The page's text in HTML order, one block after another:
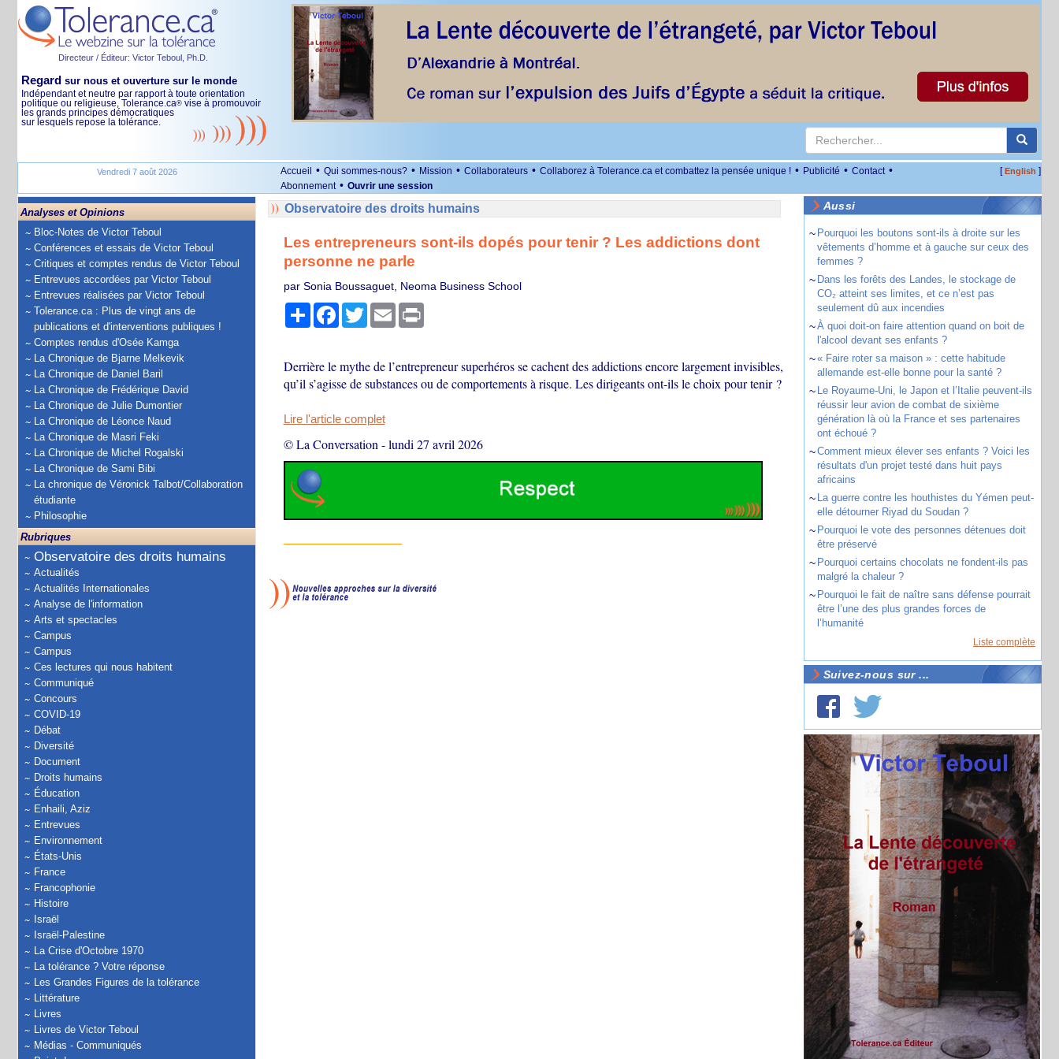
Directeur / Éditeur: Victor Teboul, Ph.D.
Regard sur nous et ouverture sur le monde
Indépendant et neutre par rapport à toute orientation
politique ou religieuse, Tolerance.ca® vise à promouvoir
les grands principes démocratiques
sur lesquels repose la tolérance.
Vendredi 7 août 2026 Accueil • Qui sommes-nous? • Mission • Collaborateurs • Collaborez à Tolerance.ca et combattez la pensée unique ! • Publicité • Contact •
Abonnement • Ouvrir une session
[English ]
Analyses et Opinions
Bloc-Notes de Victor Teboul
Conférences et essais de Victor Teboul
Critiques et comptes rendus de Victor Teboul
Entrevues accordées par Victor Teboul
Entrevues réalisées par Victor Teboul
Tolerance.ca : Plus de vingt ans de
publications et d'interventions publiques !
Comptes rendus d'Osée Kamga
La Chronique de Bjarne Melkevik
La Chronique de Daniel Baril
La Chronique de Frédérique David
La Chronique de Julie Dumontier
La Chronique de Léonce Naud
La Chronique de Masri Feki
La Chronique de Michel Rogalski
La Chronique de Sami Bibi
La chronique de Véronick Talbot/Collaboration
étudiante
Philosophie
Rubriques
Observatoire des droits humains
Actualités
Actualités Internationales
Analyse de l'information
Arts et spectacles
Campus
Campus
Ces lectures qui nous habitent
Communiqué
Concours
COVID-19
Débat
Diversité
Document
Droits humains
Éducation
Enhaili, Aziz
Entrevues
Environnement
États-Unis
France
Francophonie
Histoire
Israël
Israël-Palestine
La Crise d'Octobre 1970
La tolérance ? Votre réponse
Les Grandes Figures de la tolérance
Littérature
Livres
Livres de Victor Teboul
Médias - Communiqués
Observatoire des droits humains
Les entrepreneurs sont‑ils dopés pour tenir ? Les addictions dont
personne ne parle
par Sonia Boussaguet, Neoma Business School
PartagerFacebook
TwitterEmail Print
Derrière le mythe de l’entrepreneur superhéros se cachent des addictions encore largement invisibles,
qu’il s’agisse de substances ou de comportements à risque. Les dirigeants ont-ils le choix pour tenir ?
Lire l'article complet
© La Conversation -lundi 27 avril 2026
Aussi
~ Pourquoi les boutons sont-ils à droite sur les
vêtements d’homme et à gauche sur ceux des
femmes ?
~ Dans les forêts des Landes, le stockage de
CO₂ atteint ses limites, et ce n’est pas
seulement dû aux incendies
~À quoi doit-on faire attention quand on boit de
l'alcool devant ses enfants ?
~« Faire roter sa maison » : cette habitude
allemande est-elle bonne pour la santé ?
~ Le Royaume-Uni, le Japon et l’Italie peuvent-ils
réussir leur avion de combat de sixième
génération là où la France et ses partenaires
ont échoué ?
~Comment mieux élever ses enfants ? Voici les
résultats d'un projet testé dans huit pays
africains
~ La guerre contre les houthistes du Yémen peut-
elle détourner Riyad du Soudan ?
~ Pourquoi le vote des personnes détenues doit
être préservé
~ Pourquoi certains chocolats ne fondent-ils pas
malgré la chaleur ?
~ Pourquoi le fait de naître sans défense pourrait
être l’une des plus grandes forces de
l’humanité
Liste complète
Suivez-nous sur ...